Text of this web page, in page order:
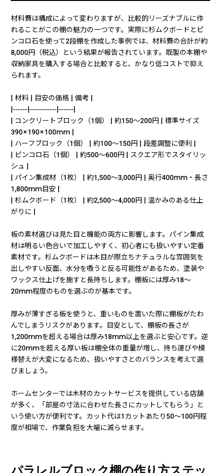
材料費は構成によって変わりますが、比較的リーズナブルに作
れることがこの棚の魅力の一つです。実際に杉ムクボードとピ
ンコロ石を使って2段棚を作成した事例では、材料費の合計が約
8,000円（税込）という結果が報告されています。既製の本棚や
収納家具を購入する場合と比較すると、かなり低コストで抑え
られます。
| 材料 | 目安の価格 | 備考 |
|------|-----------|------|
| コンクリートブロック（1個） | 約150〜200円 | 標準サイズ
390×190×100mm |
| ハーフブロック（1個） | 約100〜150円 | 段差調整に便利 |
| ピンコロ石（1個） | 約500〜600円 | スクエア形でスタイリッ
シュ |
| パイン集成材（1枚） | 約1,500〜3,000円 | 奥行400mm・長さ
1,800mm目安 |
| 杉ムクボード（1枚） | 約2,500〜4,000円 | 温かみのある仕上
がりに |
板の素材選びは見た目と機能の両方に影響します。パイン集成
材は明るい色合いで加工しやすく、初心者にも扱いやすい定番
素材です。杉ムクボードは木目が際立ちナチュラルな雰囲気を
出しやすい反面、水分を吸うと反る可能性があるため、塗装や
ワックス仕上げを施すと長持ちします。棚板には厚み18〜
20mm程度のものを選ぶのが基本です。
厚みが薄すぎる板を使うと、重いものを置いた際に棚板がたわ
んでしまうリスクがあります。目安として、棚板の長さが
1,200mmを超える場合は厚み18mm以上を選ぶと安心です。逆
に20mmを超える厚い板は棚全体の重量が増し、持ち運びや模
様替えが大変になるため、扱いやすさとのバランスを考えて選
びましょう。
ホームセンターでは木材のカットサービスを提供している店舗
が多く、「部屋の寸法に合わせた長さにカットしてもらう」と
いう使い方が便利です。カット代は1カットあたり50〜100円程
度が相場で、作業負担を大幅に減らせます。